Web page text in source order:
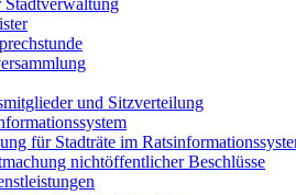
Stadtverwaltung
und Sitzverteilung
für Stadträte im
nichtöffentlicher Beschlüsse